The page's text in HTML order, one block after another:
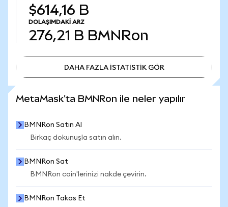
$614,16 B
DOLAŞIMDAKI ARZ
276,21 B BMNRon
DAHA FAZLA İSTATİSTİK GÖR
MetaMask'ta BMNRon ile neler yapılır
BMNRon Satın Al
Birkaç dokunuşla satın alın.
BMNRon Sat
BMNRon coin'lerinizi nakde çevirin.
BMNRon Takas Et